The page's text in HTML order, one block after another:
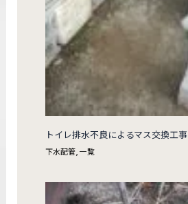
トイレ排水不良によるマス交換工事
下水配管,一覧